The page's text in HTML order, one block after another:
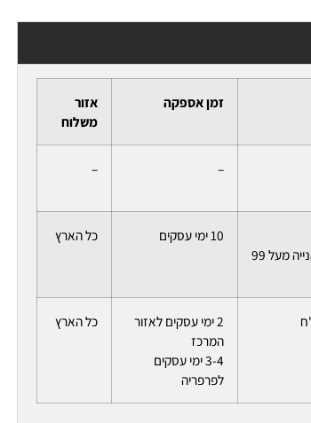
זמן אספקה
אזור
משלוח
–
–
בכל קנייה מעל 99
10 ימי עסקים כל הארץ
2 ימי עסקים לאזור
המרכז
3-4 ימי עסקים
לפרפריה
כל הארץ